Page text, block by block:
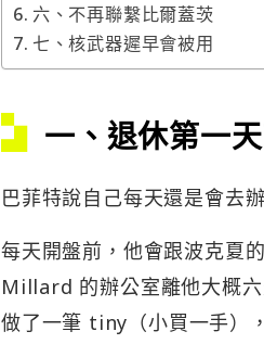
六、不再聯繫比爾蓋茨
七、核武器遲早會被用
一、退休第一
巴菲特說自己每天還是會去
每天開盤前，他會跟波克夏
Millard 的辦公室離他大概六
做了一筆 tiny（小買一手）